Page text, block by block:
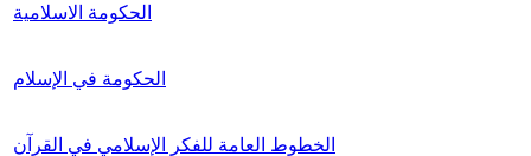
الحكومة الاسلامية
الحكومة في الإسلام
الخطوط العامة للفكر الإسلامي في القرآن